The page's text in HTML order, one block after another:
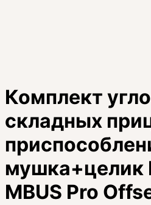
Комплект
складных
мушка+целик
MBUS Pro